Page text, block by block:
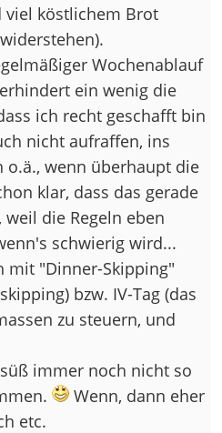
viel köstlichem Brot
Wochenablauf
ein wenig die
ich recht geschafft bin
nicht aufraffen, ins
o.ä., wenn überhaupt die
klar, dass das gerade
die Regeln eben
schwierig wird...
mit "Dinner-Skipping"
bzw. IV-Tag (das
zu steuern, und
immer noch nicht so
Wenn, dann eher
etc.